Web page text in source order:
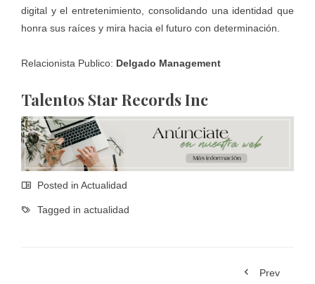
digital y el entretenimiento, consolidando una identidad que
honra sus raíces y mira hacia el futuro con determinación.
Relacionista Publico: Delgado Management
Talentos Star Records Inc
Posted in Actualidad
Tagged in actualidad
Prev